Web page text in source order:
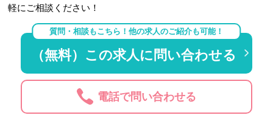
軽にご相談ください！
質問・相談もこちら！他の求人のご紹介も可能！
（無料）この求人に問い合わせる
電話で問い合わせる